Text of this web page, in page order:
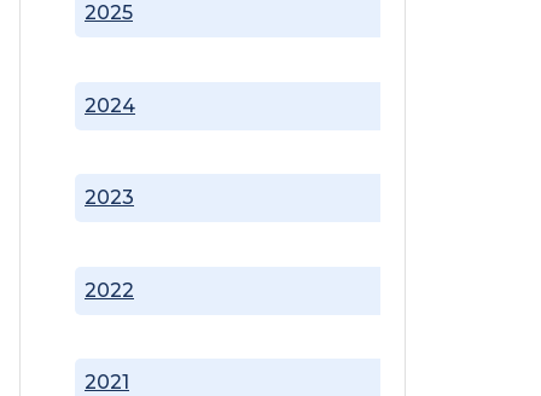
2021
2022
2023
2024
2025